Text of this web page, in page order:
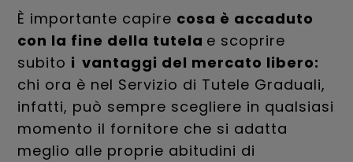
È importante capire cosa è accaduto
con la fine della tutela e scoprire
subito i vantaggi del mercato libero:
chi ora è nel Servizio di Tutele Graduali,
infatti, può sempre scegliere in qualsiasi
momento il fornitore che si adatta
meglio alle proprie abitudini di